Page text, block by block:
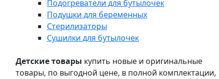
Подогреватели для бутылочек
Подушки для беременных
Стерилизаторы
Сушилки для бутылочек
Детские товары купить новые и оригинальные
товары, по выгодной цене, в полной комплектации,